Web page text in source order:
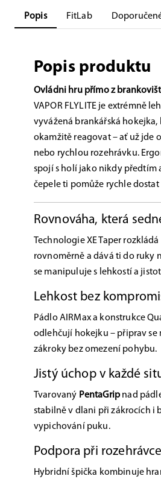
Popis FitLab
Popis produktu
Ovládni hru přímo z
VAPOR FLYLITE je extrémně
vyvážená brankářská hokejka,
okamžitě reagovat – ať už jde
nebo rychlou rozehrávku.
spojí s holí jako nikdy předtím
čepele ti pomůže rychle
Rovnováha, která
Technologie XE Taper
rovnoměrně a dává ti do ruky
se manipuluje s lehkostí a
Lehkost bez
Pádlo AIRMax a konstrukce
odlehčují hokejku – připrav se
zákroky bez omezení pohybu.
Jistý úchop v každé
Tvarovaný PentaGripnad
stabilně v dlani při zákrocích i
vypichování puku.
Podpora při rozehrávce
Hybridní špička kombinuje